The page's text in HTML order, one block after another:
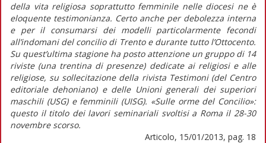
della vita religiosa soprattutto femminile nelle diocesi ne è
eloquente testimonianza. Certo anche per debolezza interna
e per il consumarsi dei modelli particolarmente fecondi
all’indomani del concilio di Trento e durante tutto l’Ottocento.
Su quest’ultima stagione ha posto attenzione un gruppo di 14
riviste (una trentina di presenze) dedicate ai religiosi e alle
religiose, su sollecitazione della rivista Testimoni (del Centro
editoriale dehoniano) e delle Unioni generali dei superiori
maschili (USG) e femminili (UISG). «Sulle orme del Concilio»:
questo il titolo dei lavori seminariali svoltisi a Roma il 28-30
novembre scorso.
Articolo, 15/01/2013, pag. 18